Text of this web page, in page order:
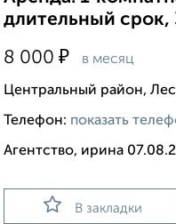
длительный срок,
8 000 ₽ в месяц
Центральный район,
Телефон: показать
Агентство, ирина
В закладки